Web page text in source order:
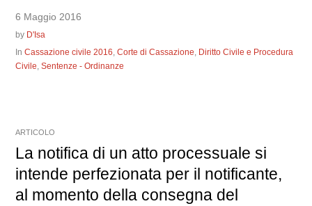
6 Maggio 2016
by D'Isa
InCassazione civile 2016,Corte di Cassazione, Diritto Civile e Procedura
Civile,Sentenze - Ordinanze
ARTICOLO
La notifica di un atto processuale si
intende perfezionata per il notificante,
al momento della consegna del